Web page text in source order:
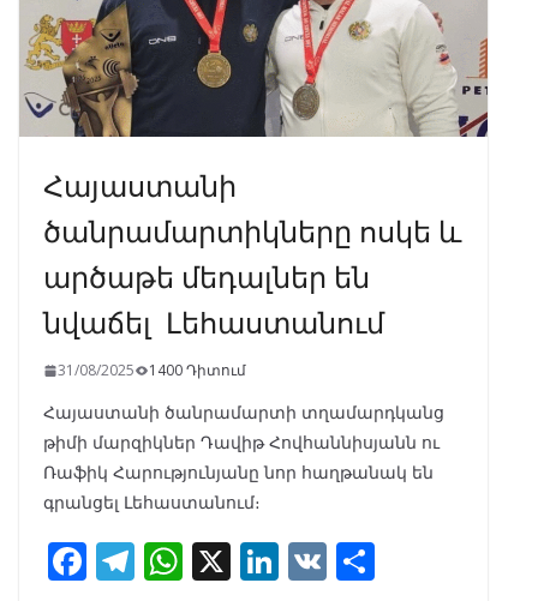
Հայաստանի
ծանրամարտիկները ոսկե և
արծաթե մեդալներ են
նվաճել Լեհաստանում
31/08/2025 1400 Դիտում
Հայաստանի ծանրամարտի տղամարդկանց
թիմի մարզիկներ Դավիթ Հովհաննիսյանն ու
Ռաֆիկ Հարությունյանը նոր հաղթանակ են
գրանցել Լեհաստանում։
F T W X Li V